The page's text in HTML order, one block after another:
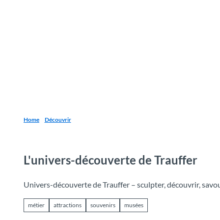
Home Découvrir
L'univers-découverte de Trauffer
Univers-découverte de Trauffer – sculpter, découvrir,
métier attractions souvenirs musées